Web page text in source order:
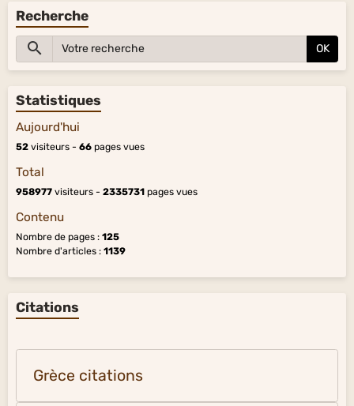
Recherche
OK
Statistiques
Aujourd'hui
52 visiteurs - 66 pages vues
Total
958977 visiteurs - 2335731 pages vues
Contenu
Nombre de pages : 125
Nombre d'articles : 1139
Citations
Grèce citations